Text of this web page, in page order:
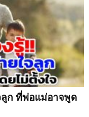
ก ที่พ่อแม่อาจพูด